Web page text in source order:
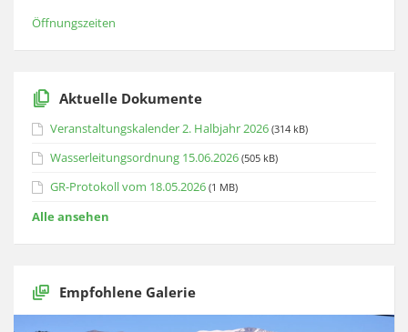
Öffnungszeiten
Aktuelle Dokumente
Veranstaltungskalender 2. Halbjahr 2026 (314 kB)
Wasserleitungsordnung 15.06.2026 (505 kB)
GR-Protokoll vom 18.05.2026 (1 MB)
Alle ansehen
Empfohlene Galerie